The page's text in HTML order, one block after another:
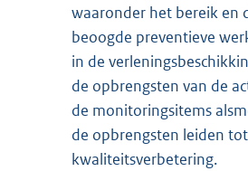
waaronder het bereik en
beoogde preventieve
in de
de opbrengsten van de
de monitoringsitems
de opbrengsten leiden
kwaliteitsverbetering.